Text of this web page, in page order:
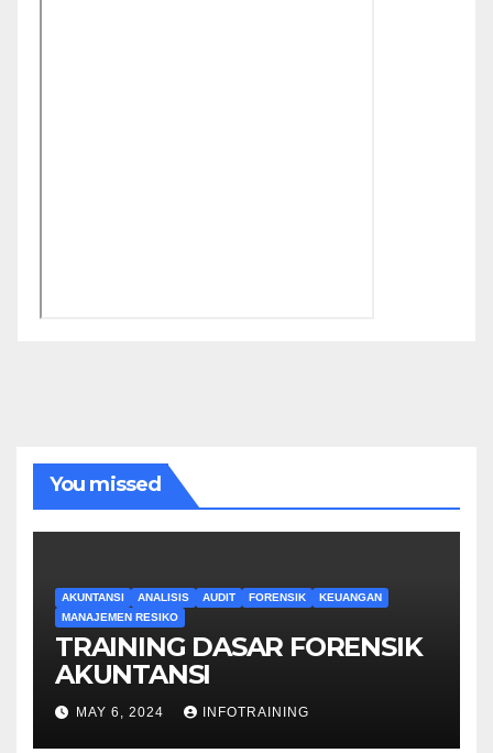
You missed
AKUNTANSI ANALISIS AUDIT FORENSIK
KEUANGAN
MANAJEMEN RESIKO
TRAINING DASAR FORENSIK
AKUNTANSI
MAY 6, 2024 INFOTRAINING